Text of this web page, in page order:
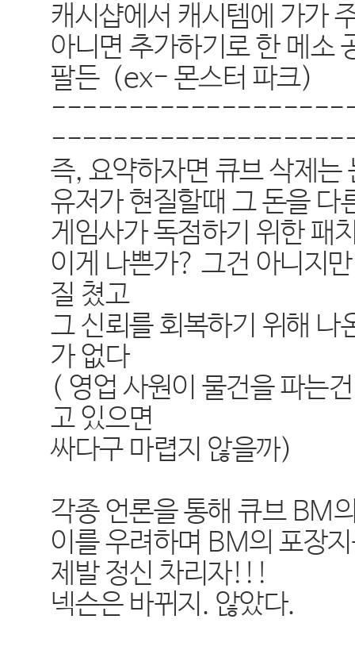
캐시샵에서 캐시템에 가가
아니면 추가하기로 한 메소
팔든 (ex- 몬스터 파크)
즉, 요약하자면 큐브 삭제는
유저가 현질할때 그 돈을 다
게임사가 독점하기 위한 패
이게 나쁜가? 그건 아니지
질 쳤고
그 신뢰를 회복하기 위해 나
가 없다
( 영업 사원이 물건을 파는
고 있으면
싸다구 마렵지 않을까)
각종 언론을 통해 큐브 BM
이를 우려하며 BM의 포장
제발 정신 차리자!!!
넥슨은 바뀌지. 않았다.